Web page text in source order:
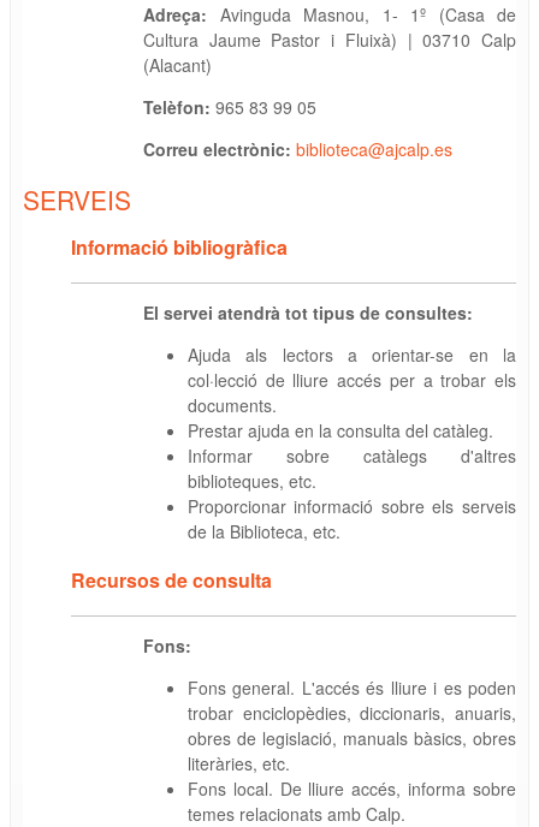
Adreça: Avinguda Masnou, 1- 1º (Casa de
Cultura Jaume Pastor i Fluixà) | 03710 Calp
(Alacant)
Telèfon: 965 83 99 05
Correu electrònic: biblioteca@ajcalp.es
SERVEIS
Informació bibliogràfica
El servei atendrà tot tipus de consultes:
Ajuda als lectors a orientar-se en la
col·lecció de lliure accés per a trobar els
documents.
Prestar ajuda en la consulta del catàleg.
Informar sobre catàlegs d'altres
biblioteques, etc.
Proporcionar informació sobre els serveis
de la Biblioteca, etc.
Recursos de consulta
Fons:
Fons general. L'accés és lliure i es poden
trobar enciclopèdies, diccionaris, anuaris,
obres de legislació, manuals bàsics, obres
literàries, etc.
Fons local. De lliure accés, informa sobre
temes relacionats amb Calp.